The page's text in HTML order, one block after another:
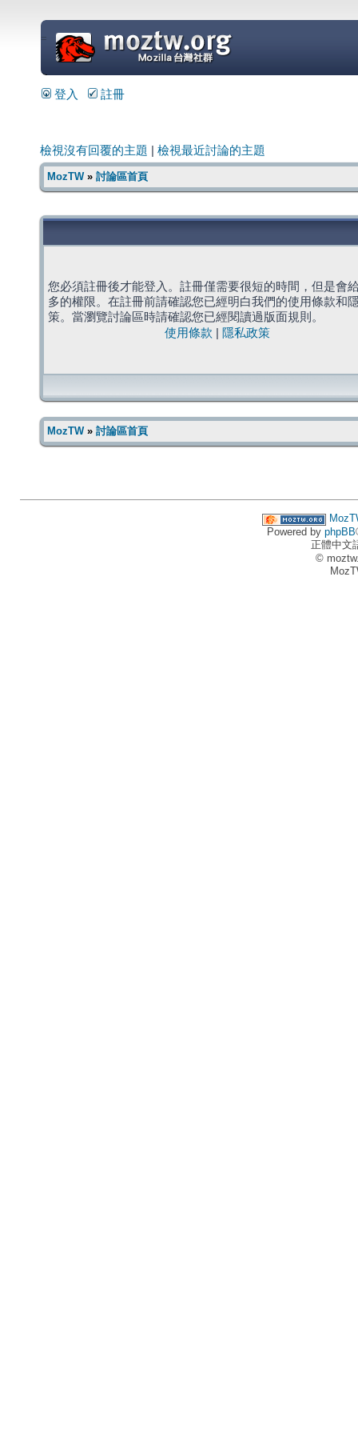
=
登入 註冊
檢視沒有回覆的主題 檢視最近討論的主題
MozTW» 討論區首頁
您必須註冊後才能登入。註冊僅需要很短的時間，但是會
多的權限。在註冊前請確認您已經明白我們的使用條款和
策。當瀏覽討論區時請確認您已經閱讀過版面規則。
使用條款
隱私政策
MozTW» 討論區首頁
Powered by phpBB
正體中文
©